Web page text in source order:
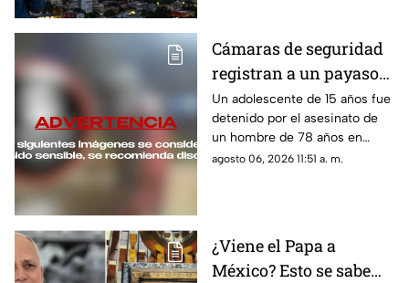
Cámaras de seguridad
registran a un payaso
antes de un AS3S1N4T0
en Illinois
Un adolescente de 15 años fue
detenido por el asesinato de
un hombre de 78 años en
Illinois. Un video donde
agosto 06, 2026 11:51 a. m.
¿Viene el Papa a
México? Esto se sabe